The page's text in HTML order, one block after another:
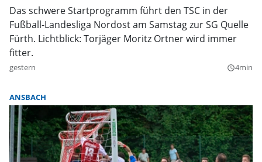
Das schwere Startprogramm führt den TSC in der
Fußball-Landesliga Nordost am Samstag zur SG Quelle
Fürth. Lichtblick: Torjäger Moritz Ortner wird immer
fitter.
gestern query_builder4min
ANSBACH